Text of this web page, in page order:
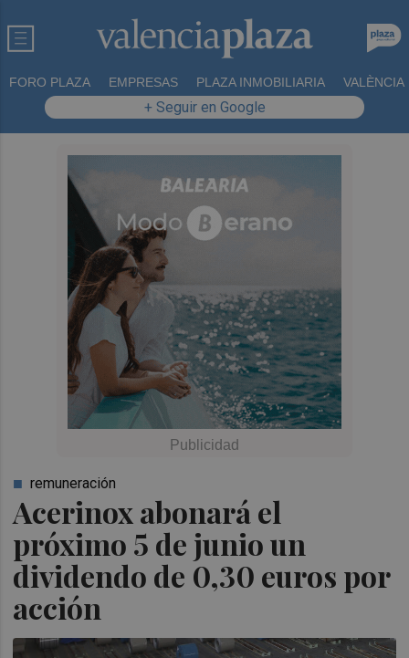
FORO PLAZA EMPRESAS PLAZA INMOBILIARIA VALÈNCIA
+ Seguir en Google
Acerinox abonará el
próximo 5 de junio un
dividendo de 0,30 euros por
acción
remuneración